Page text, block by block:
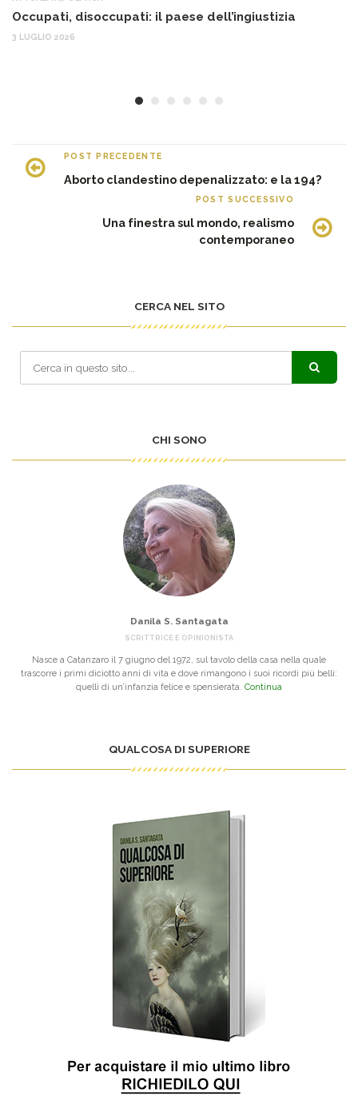
Occupati, disoccupati: il paese dell’ingiustizia
3 LUGLIO 2026
POST PRECEDENTE
Aborto clandestino depenalizzato: e la 194?
POST SUCCESSIVO
Una finestra sul mondo, realismo
contemporaneo
CERCA NEL SITO
CHI SONO
Danila S. Santagata
SCRITTRICE E OPINIONISTA
Nasce a Catanzaro il 7 giugno del 1972, sul tavolo della casa nella quale
trascorre i primi diciotto anni di vita e dove rimangono i suoi ricordi più belli:
quelli di un’infanzia felice e spensierata. Continua
QUALCOSA DI SUPERIORE